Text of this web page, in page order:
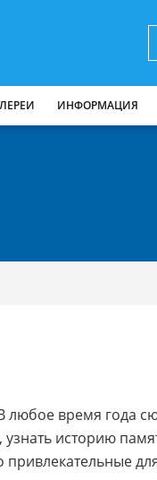
ИНФОРМАЦИЯ
любое время года
историю